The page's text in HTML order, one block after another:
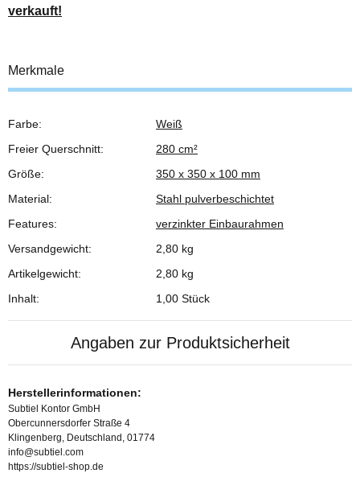
verkauft!
Merkmale
Produkteigenschaft
Wert
Farbe:
Weiß
Freier Querschnitt:
280 cm²
Größe:
350 x 350 x 100 mm
Material:
Stahl pulverbeschichtet
Features:
verzinkter Einbaurahmen
Versandgewicht:
2,80 kg
Artikelgewicht:
2,80 kg
Inhalt:
1,00 Stück
Angaben zur Produktsicherheit
Herstellerinformationen:
Subtiel Kontor GmbH
Obercunnersdorfer Straße 4
Klingenberg, Deutschland, 01774
info@subtiel.com
https://subtiel-shop.de